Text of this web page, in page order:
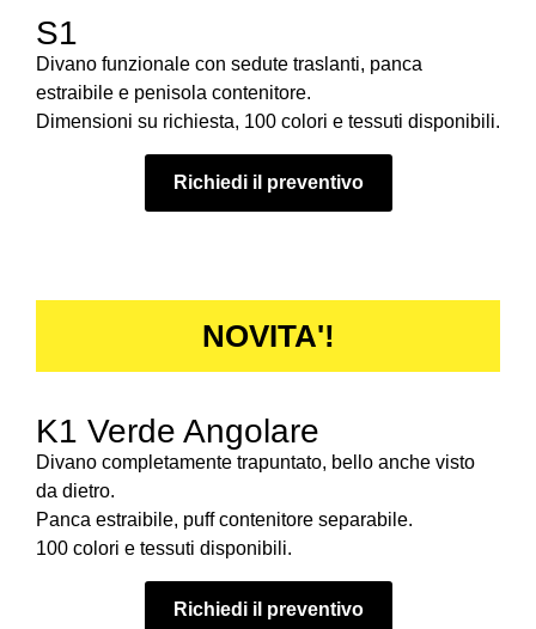
S1
Divano funzionale con sedute traslanti, panca
estraibile e penisola contenitore.
Dimensioni su richiesta, 100 colori e tessuti disponibili.
Richiedi il preventivo
NOVITA'!
K1 Verde Angolare
Divano completamente trapuntato, bello anche visto
da dietro.
Panca estraibile, puff contenitore separabile.
100 colori e tessuti disponibili.
Richiedi il preventivo